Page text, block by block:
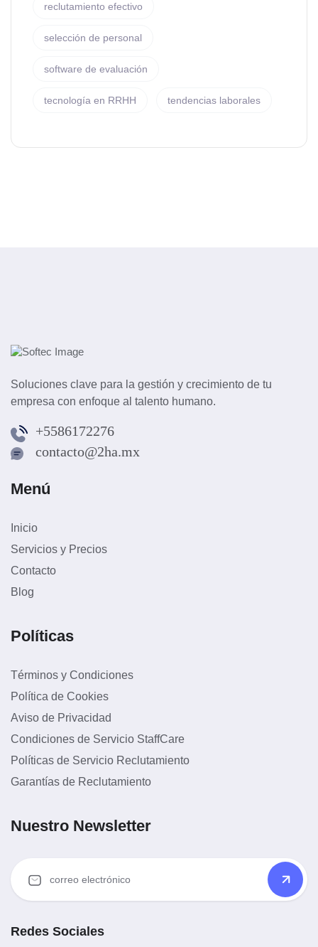
reclutamiento efectivo
selección de personal
software de evaluación
tecnología en RRHH tendencias laborales
Soluciones clave para la gestión y crecimiento de tu
empresa con enfoque al talento humano.
+5586172276
contacto@2ha.mx
Menú
Inicio
Servicios y Precios
Contacto
Blog
Políticas
Términos y Condiciones
Política de Cookies
Aviso de Privacidad
Condiciones de Servicio StaffCare
Políticas de Servicio Reclutamiento
Garantías de Reclutamiento
Nuestro Newsletter
Redes Sociales